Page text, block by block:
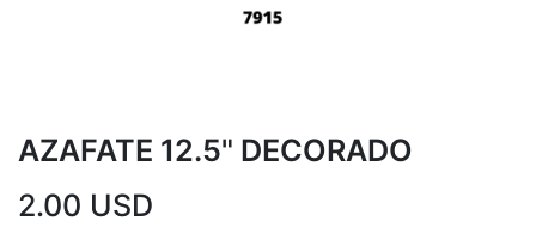
AZAFATE 12.5" DECORADO
2.00 USD